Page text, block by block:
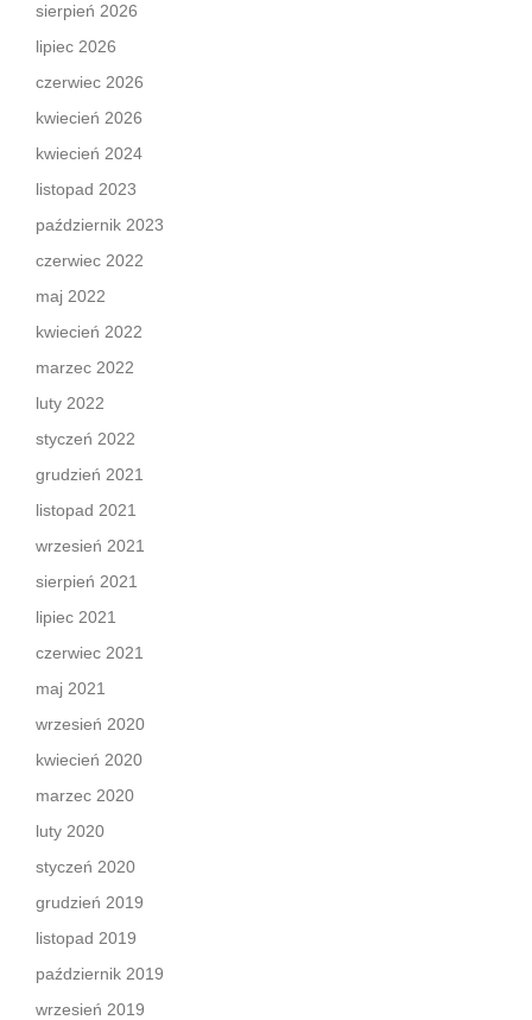
sierpień 2026
lipiec 2026
czerwiec 2026
kwiecień 2026
kwiecień 2024
listopad 2023
październik 2023
czerwiec 2022
maj 2022
kwiecień 2022
marzec 2022
luty 2022
styczeń 2022
grudzień 2021
listopad 2021
wrzesień 2021
sierpień 2021
lipiec 2021
czerwiec 2021
maj 2021
wrzesień 2020
kwiecień 2020
marzec 2020
luty 2020
styczeń 2020
grudzień 2019
listopad 2019
październik 2019
wrzesień 2019